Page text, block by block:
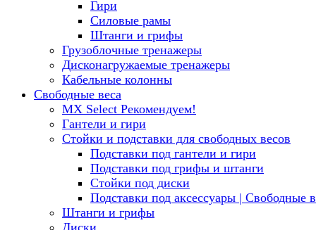
Гири
Силовые рамы
Штанги и грифы
Грузоблочные тренажеры
Дисконагружаемые тренажеры
Кабельные колонны
Свободные веса
MX Select Рекомендуем!
Гантели и гири
Стойки и подставки для свободных весов
Подставки под гантели и гири
Подставки под грифы и штанги
Стойки под диски
Подставки под аксессуары | Свободные
Штанги и грифы
Диски